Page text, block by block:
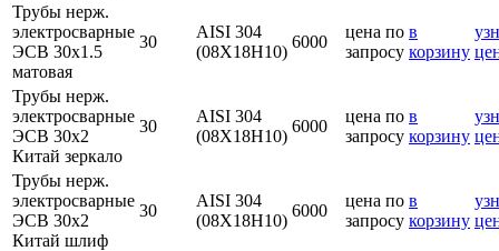
Трубы нерж.
электросварные
ЭСВ 30х1.5
матовая
30
AISI 304
(08Х18Н10)
6000
цена по
запросу
в
корзину
Трубы нерж.
электросварные
ЭСВ 30х2
Китай зеркало
30
AISI 304
(08Х18Н10)
6000
цена по
запросу
в
корзину
Трубы нерж.
электросварные
ЭСВ 30х2
Китай шлиф
30
AISI 304
(08Х18Н10)
6000
цена по
запросу
в
корзину